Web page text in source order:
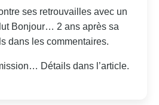
ses retrouvailles avec un
Bonjour… 2 ans après sa
dans les commentaires.
Détails dans l’article.